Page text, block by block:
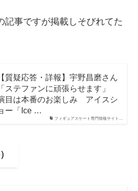
記事ですが掲載しそびれてた
フィギュアスケート専門情報サイト…
【質疑応答・詳報】宇野昌磨さん
「ステファンに頑張らせます」
目は本番のお楽しみ アイスシ
ー「Ice …